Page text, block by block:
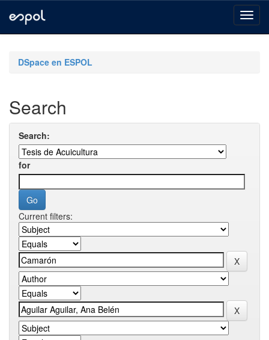
navigationDSpace en ESPOL
Search
Search:
for
Current filters: